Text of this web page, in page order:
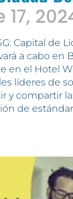
Capital de
a cabo en
en el Hotel
líderes de
y compartir
de